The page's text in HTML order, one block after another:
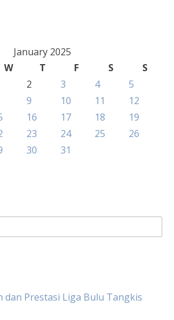
January 2025
W T F S
S
2 3 4
5
9 10 11
12
16 17 18
19
23 24 25
26
30 31
dan Prestasi Liga Bulu Tangkis